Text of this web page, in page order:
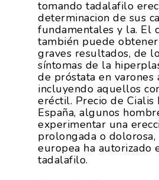
tomando tadalafilo
determinacion de sus
fundamentales y la. El
también puede
graves resultados, de
síntomas de la
de próstata en varones
incluyendo aquellos
eréctil. Precio de Cialis
España, algunos
experimentar una
prolongada o dolorosa,
europea ha autorizado
tadalafilo.